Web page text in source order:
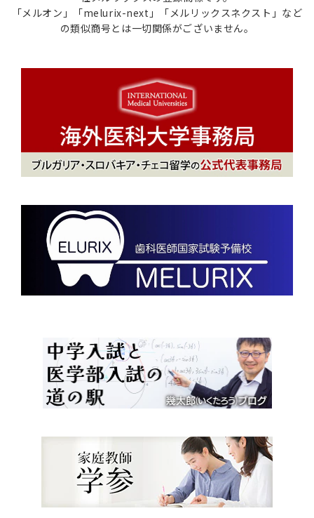
「メルオン」「melurix-next」「メルリックスネクスト」など
の類似商号とは一切関係がございません。